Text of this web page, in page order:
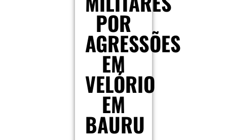
POR
AGRESSÕES
EM
VELÓRIO
EM
BAURU